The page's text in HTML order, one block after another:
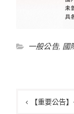
一般公告, 國
章
【重要公告